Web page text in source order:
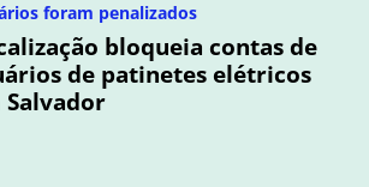
foram penalizados
bloqueia contas de
de patinetes elétricos
Salvador